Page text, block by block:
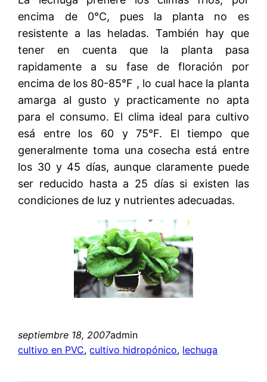
encima de 0°C, pues la planta no es
resistente a las heladas. También hay que
tener en cuenta que la planta pasa
rapidamente a su fase de floración por
encima de los 80-85°F , lo cual hace la planta
amarga al gusto y practicamente no apta
para el consumo. El clima ideal para cultivo
esá entre los 60 y 75°F. El tiempo que
generalmente toma una cosecha está entre
los 30 y 45 días, aunque claramente puede
ser reducido hasta a 25 días si existen las
condiciones de luz y nutrientes adecuadas.
septiembre 18, 2007admin
cultivo en PVC, cultivo hidropónico, lechuga